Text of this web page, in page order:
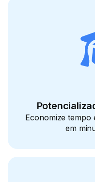
Economize tempo
em